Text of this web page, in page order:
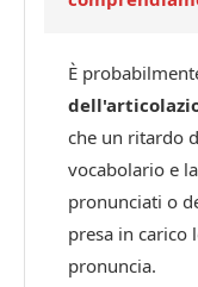
È
che un ritardo
vocabolario e
pronunciati o
presa in carico
pronuncia.